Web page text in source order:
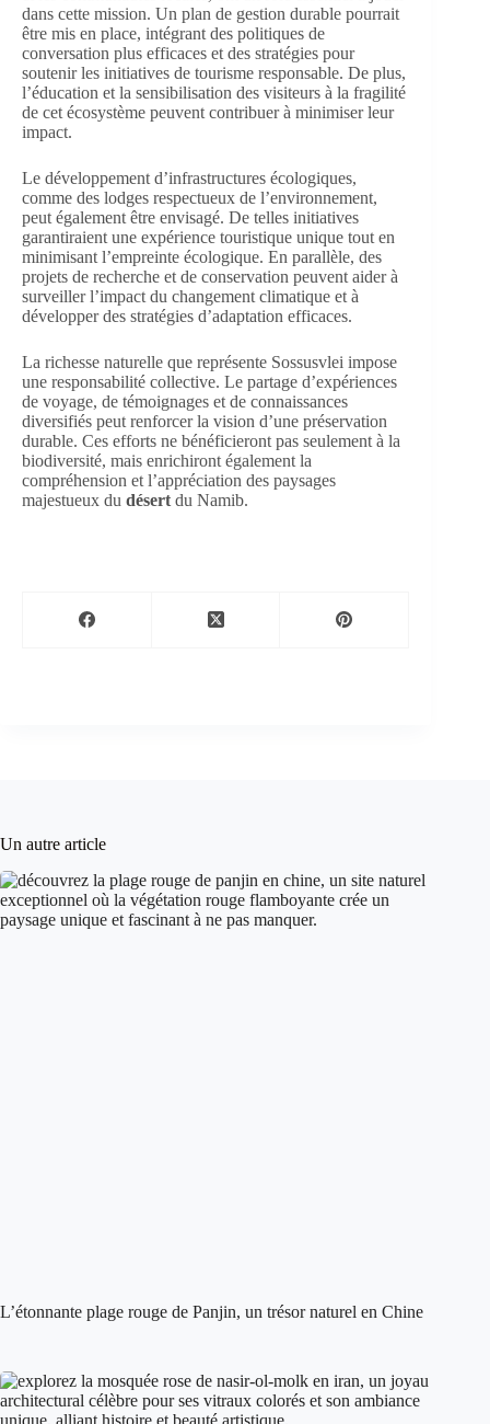
dans cette mission. Un plan de gestion durable pourrait
être mis en place, intégrant des politiques de
conversation plus efficaces et des stratégies pour
soutenir les initiatives de tourisme responsable. De plus,
l’éducation et la sensibilisation des visiteurs à la fragilité
de cet écosystème peuvent contribuer à minimiser leur
impact.
Le développement d’infrastructures écologiques,
comme des lodges respectueux de l’environnement,
peut également être envisagé. De telles initiatives
garantiraient une expérience touristique unique tout en
minimisant l’empreinte écologique. En parallèle, des
projets de recherche et de conservation peuvent aider à
surveiller l’impact du changement climatique et à
développer des stratégies d’adaptation efficaces.
La richesse naturelle que représente Sossusvlei impose
une responsabilité collective. Le partage d’expériences
de voyage, de témoignages et de connaissances
diversifiés peut renforcer la vision d’une préservation
durable. Ces efforts ne bénéficieront pas seulement à la
biodiversité, mais enrichiront également la
compréhension et l’appréciation des paysages
majestueux du désert du Namib.
Un autre article
L’étonnante plage rouge de Panjin, un trésor naturel en Chine